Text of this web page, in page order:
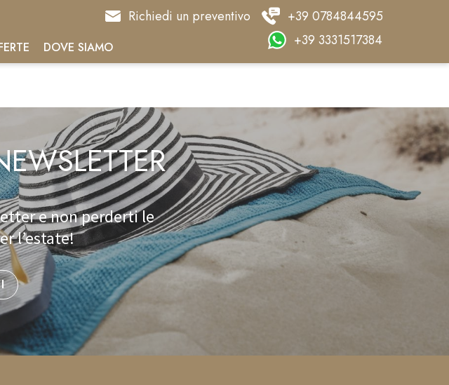
Richiedi un preventivo
+39 0784844595
+39 3331517384
DOVE SIAMO
e non perderti le
l’estate!